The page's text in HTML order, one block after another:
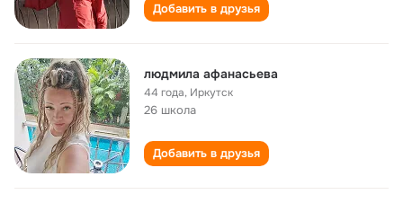
Добавить в друзья
людмила афанасьева
44 года, Иркутск
26 школа
Добавить в друзья